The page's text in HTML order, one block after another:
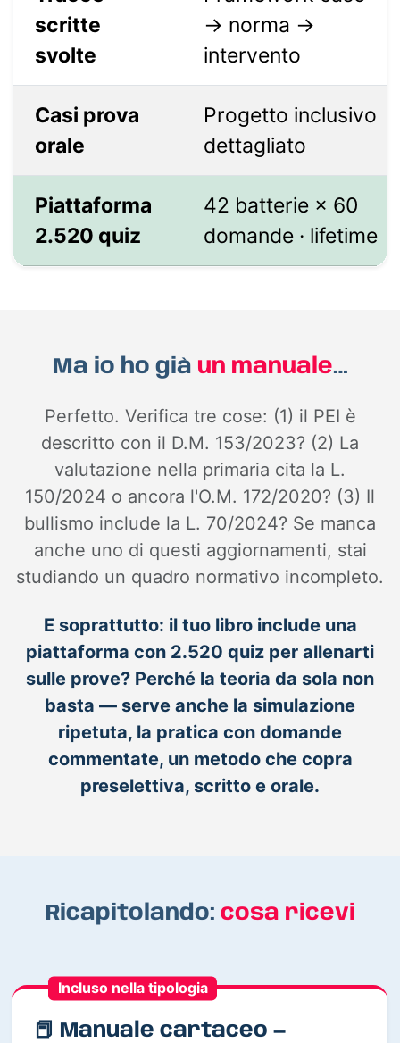
scritte
svolte
→ norma →
intervento
Casi prova
orale
Progetto inclusivo
dettagliato
Piattaforma
2.520 quiz
42 batterie × 60
domande · lifetime
Ma io ho già un manuale…
Perfetto. Verifica tre cose: (1) il PEI è
descritto con il D.M. 153/2023? (2) La
valutazione nella primaria cita la L.
150/2024 o ancora l'O.M. 172/2020? (3) Il
bullismo include la L. 70/2024? Se manca
anche uno di questi aggiornamenti, stai
studiando un quadro normativo incompleto.
E soprattutto: il tuo libro include una
piattaforma con 2.520 quiz per allenarti
sulle prove? Perché la teoria da sola non
basta — serve anche la simulazione
ripetuta, la pratica con domande
commentate, un metodo che copra
preselettiva, scritto e orale.
Ricapitolando: cosa ricevi
Incluso nella tipologia
📕 Manuale cartaceo —